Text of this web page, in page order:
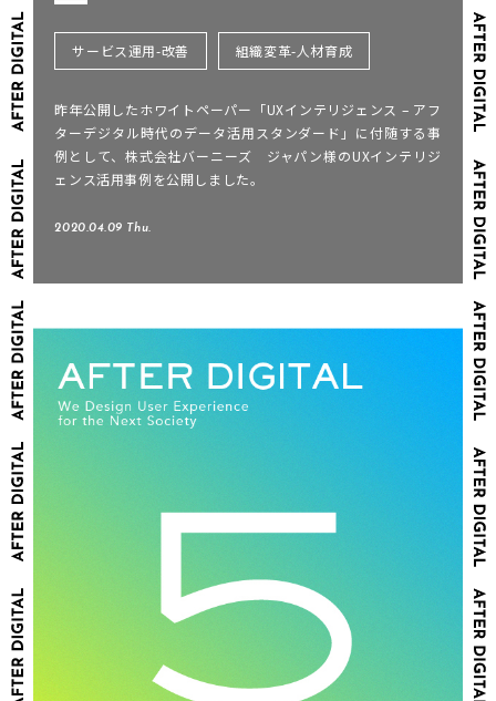
サービス運用-改善 組織変革-人材育成
昨年公開したホワイトペーパー「UXインテリジェンス – アフ
ターデジタル時代のデータ活用スタンダード」に付随する事
例として、株式会社バーニーズ ジャパン様のUXインテリジ
ェンス活用事例を公開しました。
2020.04.09 Thu.